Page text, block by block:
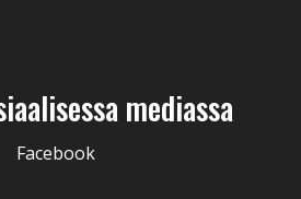
mediassa
Facebook